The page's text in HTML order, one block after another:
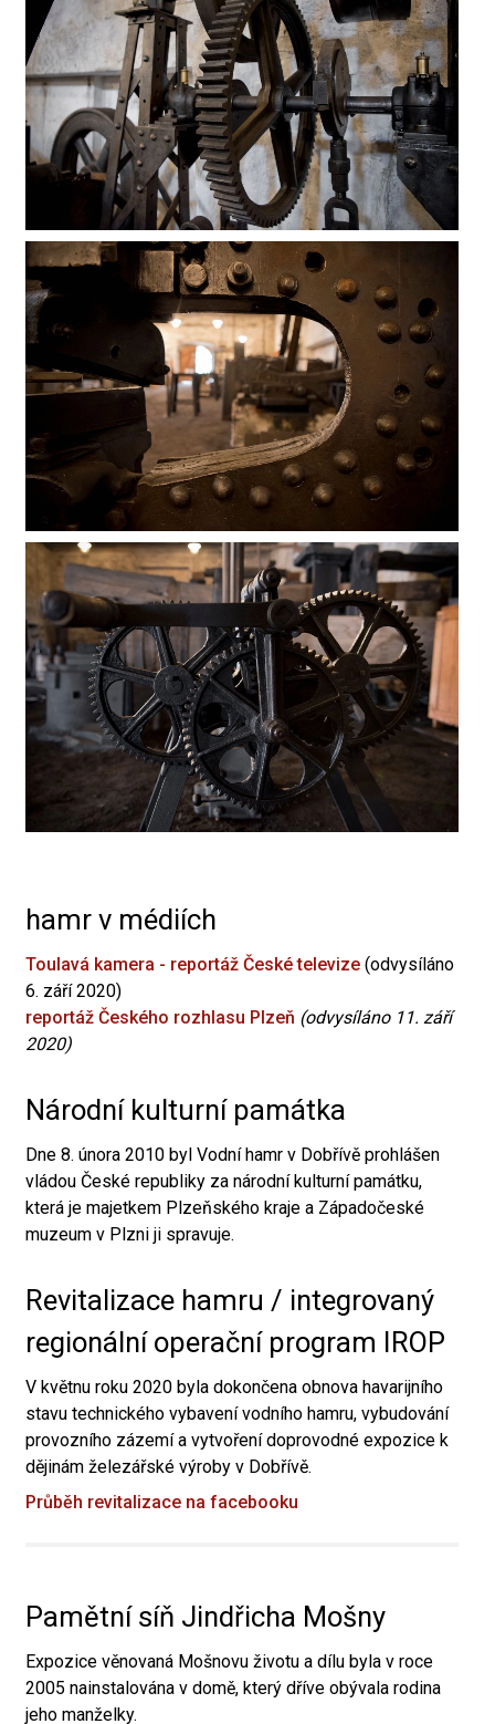
hamr v médiích
Toulavá kamera - reportáž České televize (odvysíláno
6. září 2020)
reportáž Českého rozhlasu Plzeň (odvysíláno 11. září
2020)
Národní kulturní památka
Dne 8. února 2010 byl Vodní hamr v Dobřívě prohlášen
vládou České republiky za národní kulturní památku,
která je majetkem Plzeňského kraje a Západočeské
muzeum v Plzni ji spravuje.
Revitalizace hamru / integrovaný
regionální operační program IROP
V květnu roku 2020 byla dokončena obnova havarijního
stavu technického vybavení vodního hamru, vybudování
provozního zázemí a vytvoření doprovodné expozice k
dějinám železářské výroby v Dobřívě.
Průběh revitalizace na facebooku
Pamětní síň Jindřicha Mošny
Expozice věnovaná Mošnovu životu a dílu byla v roce
2005 nainstalována v domě, který dříve obývala rodina
jeho manželky.